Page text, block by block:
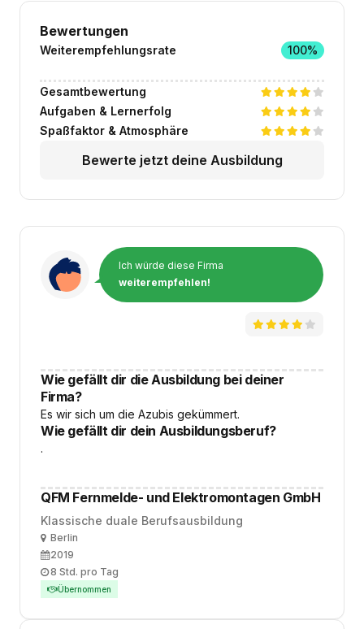
Bewertungen
Weiterempfehlungsrate 100%
Gesamtbewertung
Aufgaben & Lernerfolg
Spaßfaktor & Atmosphäre
Bewerte jetzt deine Ausbildung
Ich würde diese Firma
weiterempfehlen!
Wie gefällt dir die Ausbildung bei deiner
Firma?
Es wir sich um die Azubis gekümmert.
Wie gefällt dir dein Ausbildungsberuf?
.
QFM Fernmelde- und Elektromontagen GmbH
Klassische duale Berufsausbildung
OrtBerlin
Ausbildungsbeginn
2019
Arbeitszeit
8 Std. pro Tag
Übernommen